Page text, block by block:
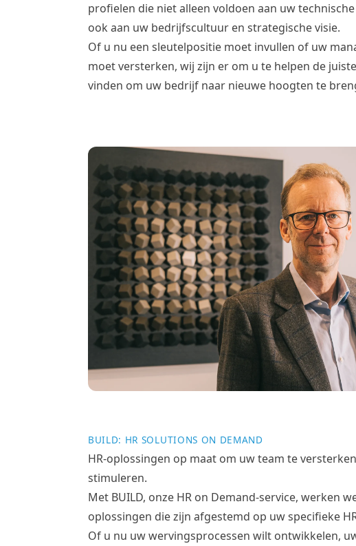
profielen die niet alleen voldoen aan uw
ook aan uw bedrijfscultuur en strategische visie.
Of u nu een sleutelpositie moet invullen of uw
moet versterken, wij zijn er om u te helpen de
vinden om uw bedrijf naar nieuwe hoogten te
BUILD: HR SOLUTIONS ON DEMAND
HR-oplossingen op maat om uw team te
stimuleren.
Met BUILD, onze HR on Demand-service, werken
oplossingen die zijn afgestemd op uw specifieke
Of u nu uw wervingsprocessen wilt ontwikkelen,